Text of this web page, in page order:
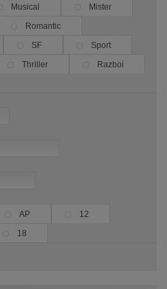
Musical
Mister
Romantic
SF
Sport
Thriller
Razboi
AP
12
18